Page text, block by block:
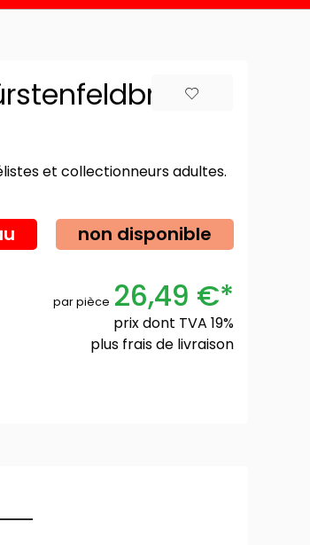
et collectionneurs adultes.
non disponible
par pièce 26,49 €*
prix dont TVA 19%
plus frais de livraison